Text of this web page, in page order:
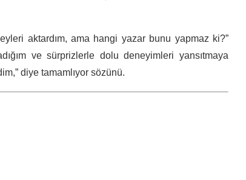
aktardım, ama hangi yazar bunu yapmaz ki?”
ve sürprizlerle dolu deneyimleri yansıtmaya
diye tamamlıyor sözünü.